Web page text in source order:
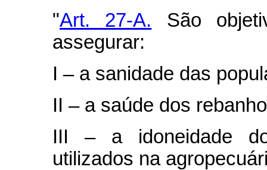
"Art. 27-A. São
assegurar:
I – a sanidade das
II – a saúde dos
III – a idoneidade
utilizados na